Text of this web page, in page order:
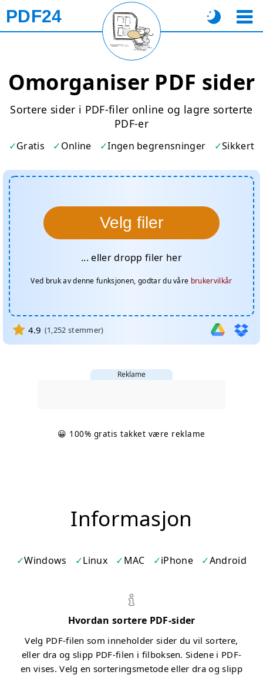
PDF24
Omorganiser PDF sider
Sortere sider i PDF-filer online og lagre sorterte
PDF-er
Gratis Online Ingen begrensninger Sikkert
Velg filer
... eller dropp filer her
Ved bruk av denne funksjonen, godtar du våre brukervilkår
4.9 (1,252 stemmer)
Reklame
😀 100% gratis takket være reklame
Informasjon
Windows Linux MAC iPhone Android
Hvordan sortere PDF-sider
Velg PDF-filen som inneholder sider du vil sortere,
eller dra og slipp PDF-filen i filboksen. Sidene i PDF-
en vises. Velg en sorteringsmetode eller dra og slipp